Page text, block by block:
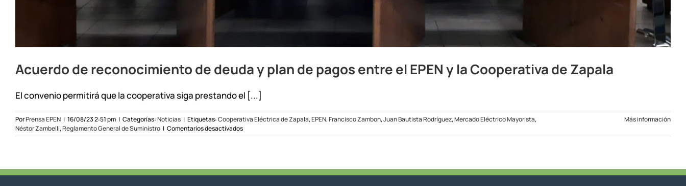
Acuerdo de reconocimiento de deuda y plan de pagos entre el EPEN y la Cooperativa de Zapala
El convenio permitirá que la cooperativa siga prestando el [...]
PorPrensa EPEN | 16/08/23 2:51 pm | Categorías:Noticias | Etiquetas:Cooperativa Eléctrica de Zapala,EPEN,Francisco Zambon,Juan Bautista Rodríguez,Mercado Eléctrico Mayorista,
Néstor Zambelli,Reglamento General de Suministro | Comentarios desactivadosen
Acuerdo
deuda
Más información